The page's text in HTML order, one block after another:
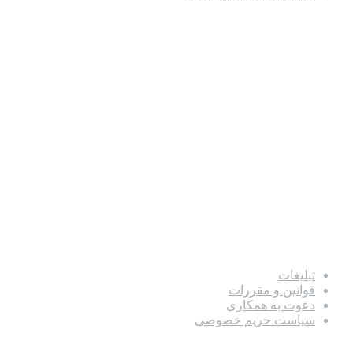
تبلیغات
قوانین و مقررات
دعوت به همکاری
سیاست حریم خصوصی